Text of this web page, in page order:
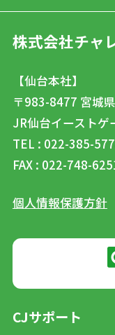
株式会社チャ
【仙台本社】
〒983-8477 宮城
JR仙台イーストゲ
TEL : 022-385-
FAX : 022-748-
個人情報保護方針
CJサポート